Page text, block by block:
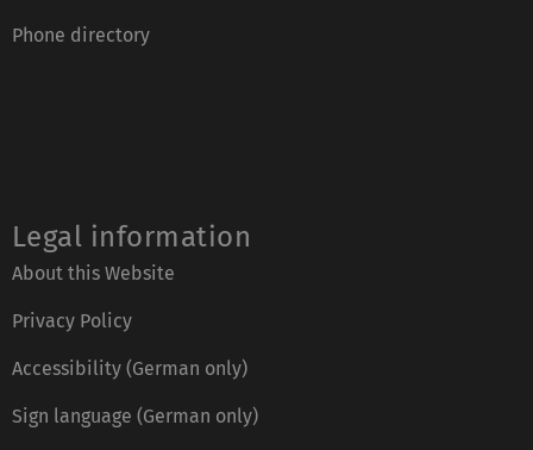
Phone directory
Legal information
About this Website
Privacy Policy
Accessibility (German only)
Sign language (German only)